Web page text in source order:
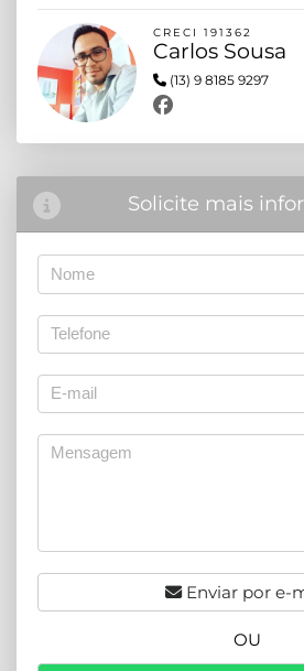
CRECI 191362
Carlos Sousa
(13) 9 8185 9297
Solicite mais
Enviar por e-
OU